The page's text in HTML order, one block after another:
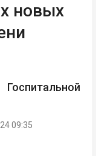
новых
09:35